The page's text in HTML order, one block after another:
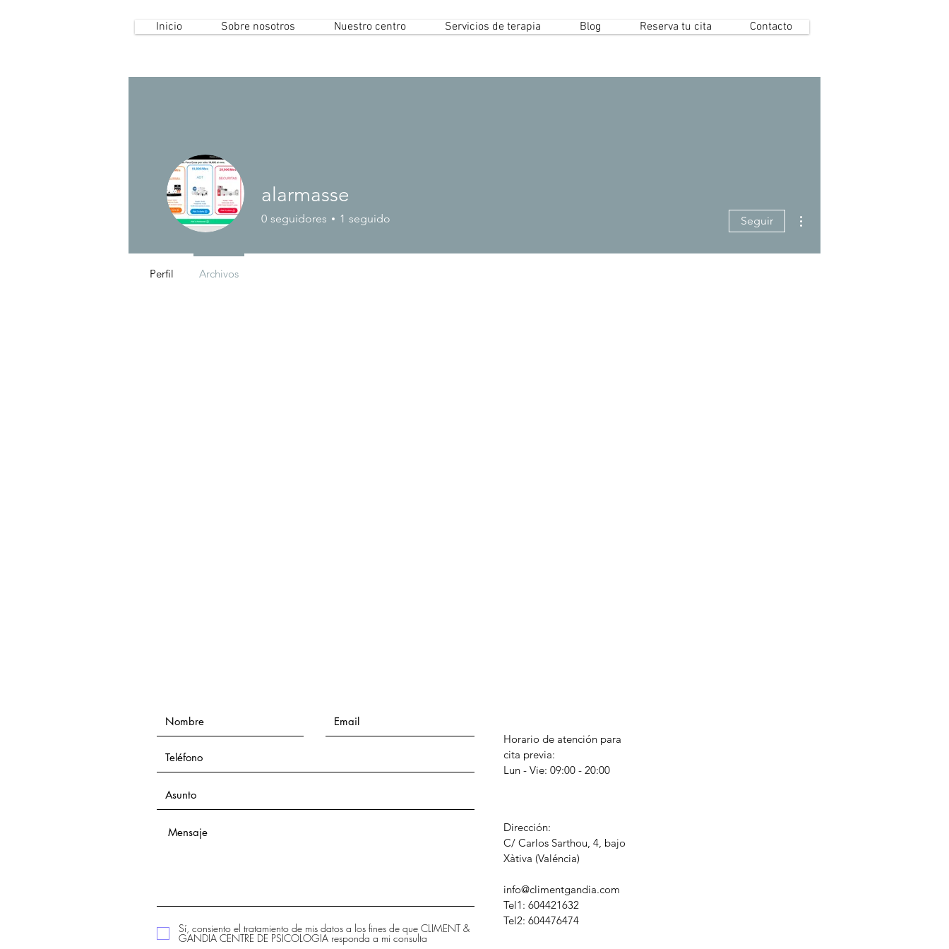
Inicio Sobre nosotros Nuestro centro Servicios de terapia Blog Reserva tu cita Contacto
alarmasse
0 seguidores 1 seguido Seguir
Perfil Archivos
Sí, consiento el tratamiento de mis datos a los fines de que CLIMENT &
GANDIA CENTRE DE PSICOLOGIA responda a mi consulta
Horario de atención para
cita previa:
Lun - Vie: 09:00 - 20:00
Dirección:
C/ Carlos Sarthou, 4, bajo
​Xàtiva (Valéncia)
info@climentgandia.com
Tel1: 604421632
Tel2: 604476474